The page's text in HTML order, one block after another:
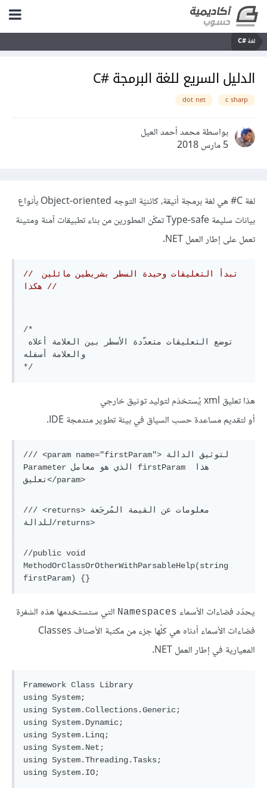
لغة C#‎
الدليل السريع للغة البرمجة #C
c sharp
dot net
بواسطة محمد أحمد العيل
5 مارس 2018
لغة C# هي لغة برمجة أنيقة، كائنيّة التوجه Object-oriented بأنواع
بيانات سليمة Type-safe تمكّن المطورين من بناء تطبيقات آمنة ومتينة
تعمل على إطار العمل NET.
// تبدأ التعليقات وحيدة السطر بشريطين مائلين
هكذا //
/*
والعلامة أسفله
هذا تعليق xml يُستخدَم لتوليد توثيق خارجي
أو لتقديم مساعدة حسب السياق في بيئة تطوير مندمجة IDE.
/// <param name="firstParam"> لتوثيق الدالة
Parameter الذي هو معامل firstParam هذا
/// <returns>معلومات عن القيمة المُرجَعة
//public void
MethodOrClassOrOtherWithParsableHelp(string
يحدّد فضاءات اﻷسماء Namespaces التي ستستخدمها هذه الشفرة
فضاءات الأسماء أدناه هي كلّها جزء من مكتبة الأصناف Classes
المعيارية في إطار العمل NET.
Framework Class Library
using System;
using System.Collections.Generic;
using System.Dynamic;
using System.Linq;
using System.Net;
using System.Threading.Tasks;